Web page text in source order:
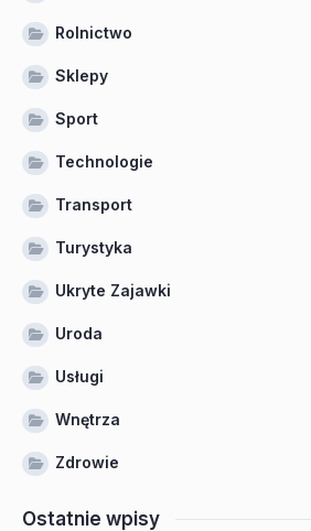
Rolnictwo
Sklepy
Sport
Technologie
Transport
Turystyka
Ukryte Zajawki
Uroda
Usługi
Wnętrza
Zdrowie
Ostatnie wpisy